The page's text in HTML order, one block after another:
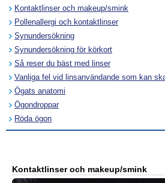
Kontaktlinser och makeup/smink
Pollenallergi och kontaktlinser
Synundersökning
Synundersökning för körkort
Så reser du bäst med linser
Vanliga fel vid linsanvändande som kan
Ögats anatomi
Ögondroppar
Röda ögon
Kontaktlinser och makeup/smink